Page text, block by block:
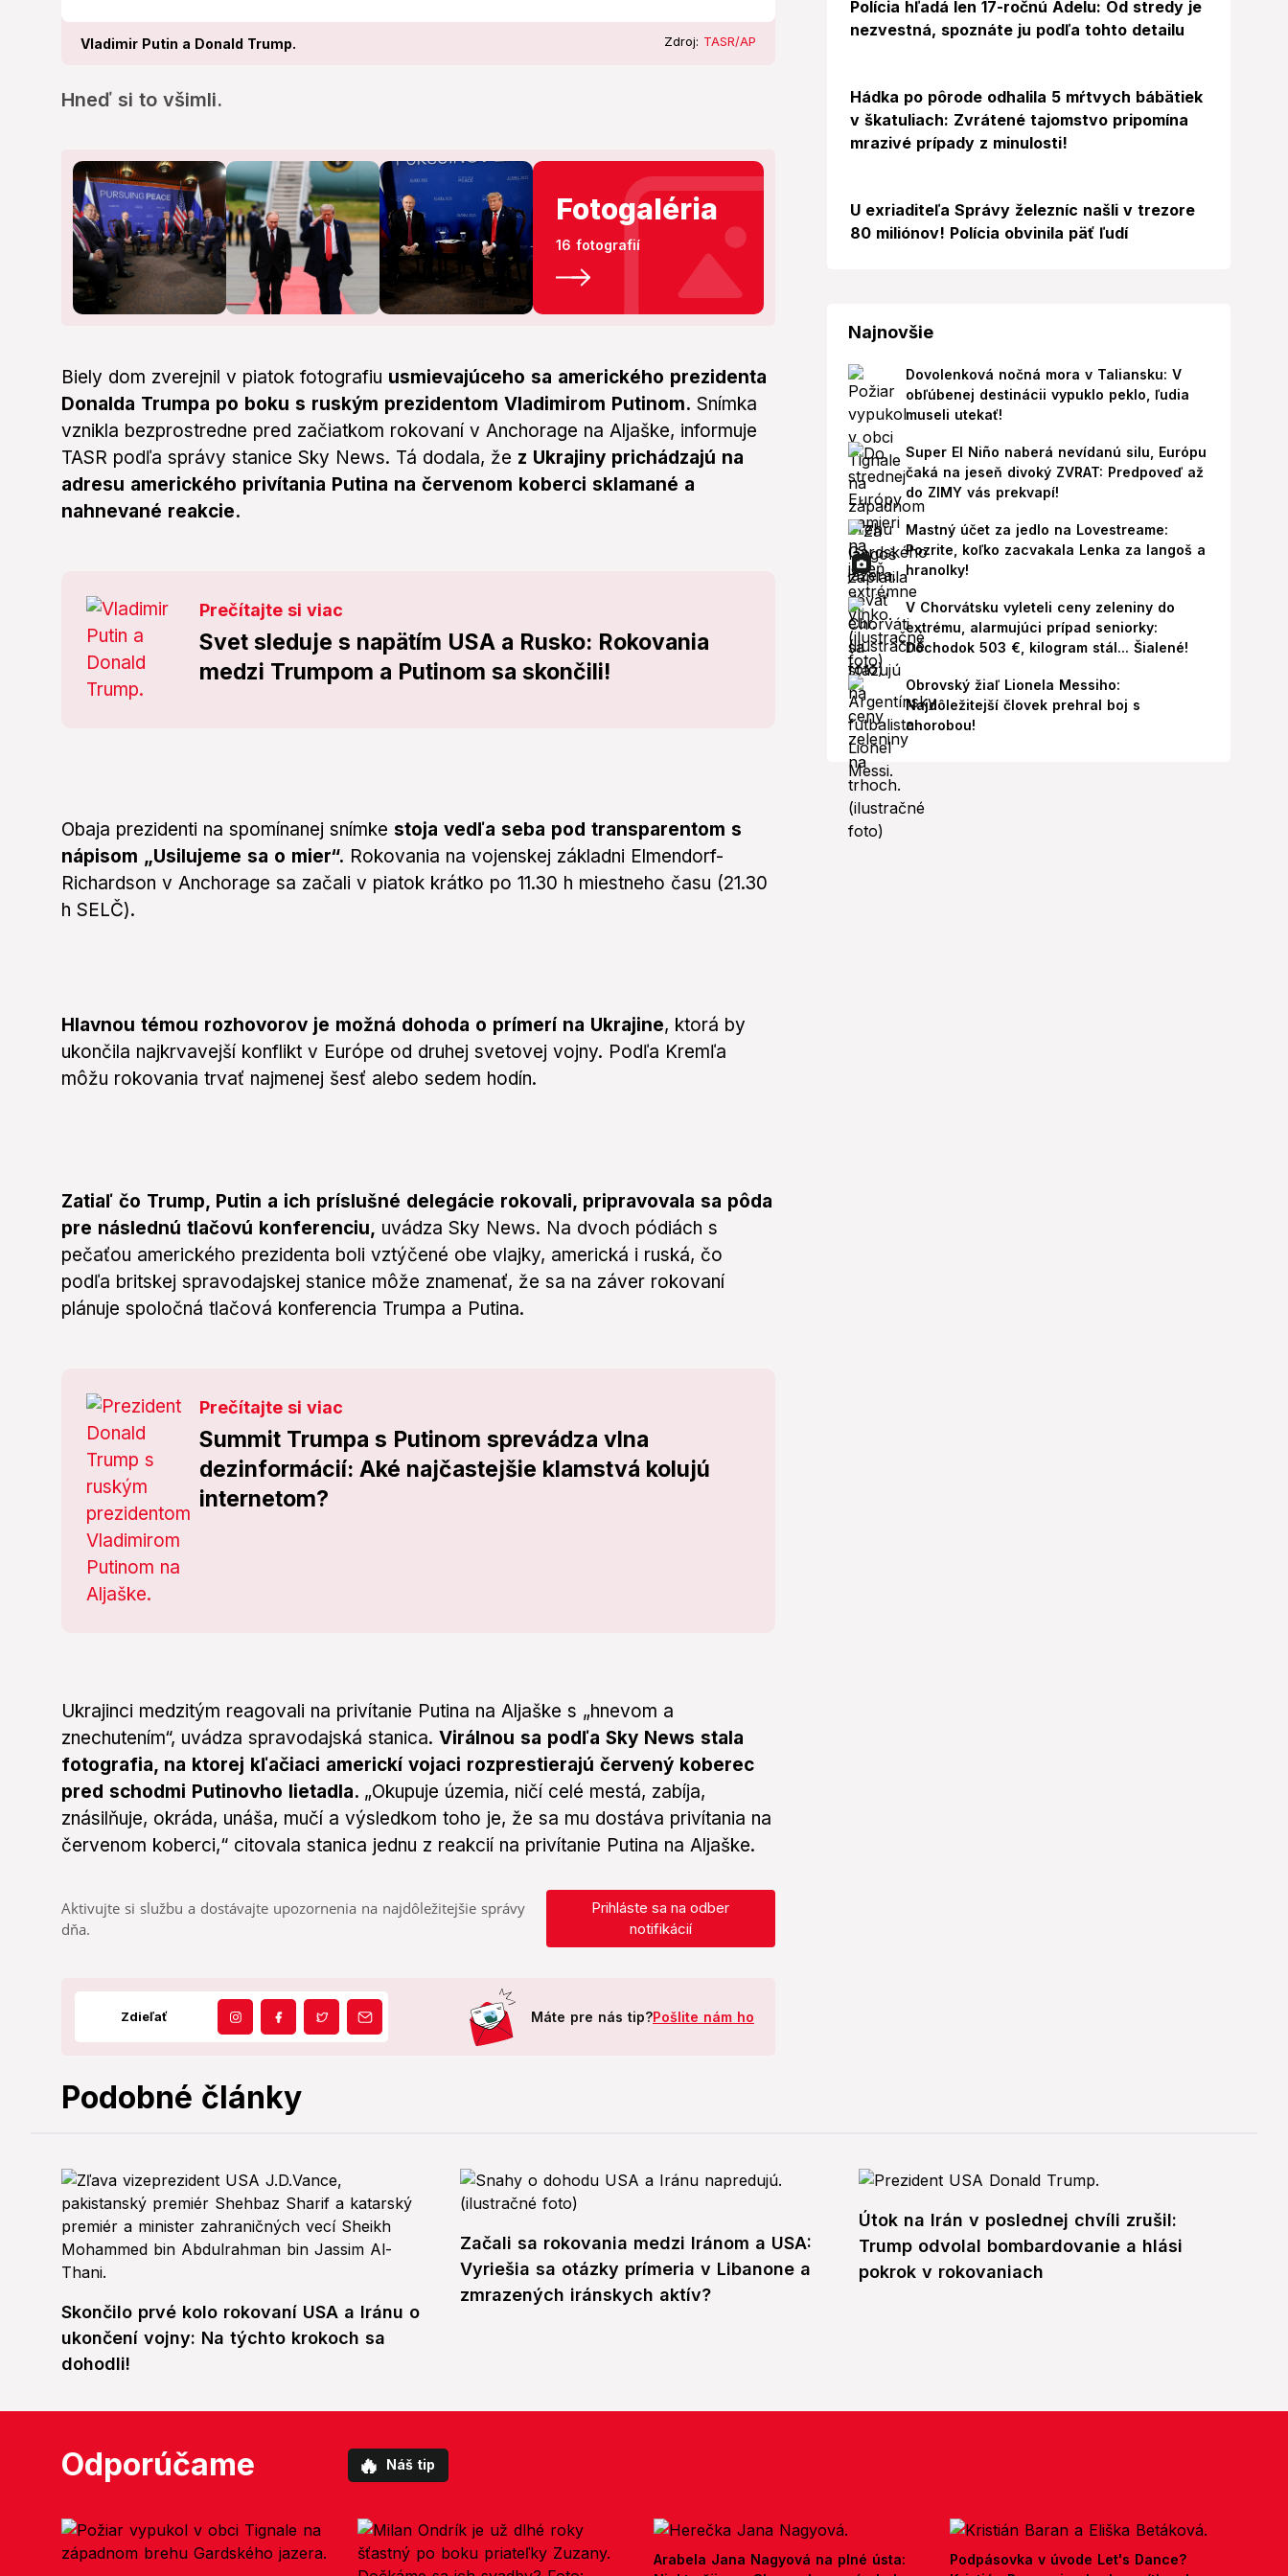
Vladimir Putin a Donald Trump. Zdroj: TASR/AP
Hneď si to všimli.
Fotogaléria
16 fotografií
Biely dom zverejnil v piatok fotografiu usmievajúceho sa amerického prezidenta
Donalda Trumpa po boku s ruským prezidentom Vladimirom Putinom. Snímka
vznikla bezprostredne pred začiatkom rokovaní v Anchorage na Aljaške, informuje
TASR podľa správy stanice Sky News. Tá dodala, že z Ukrajiny prichádzajú na
adresu amerického privítania Putina na červenom koberci sklamané a
nahnevané reakcie.
Prečítajte si viac
Svet sleduje s napätím USA a Rusko: Rokovania
medzi Trumpom a Putinom sa skončili!
Obaja prezidenti na spomínanej snímke stoja vedľa seba pod transparentom s
nápisom „Usilujeme sa o mier“. Rokovania na vojenskej základni Elmendorf-
Richardson v Anchorage sa začali v piatok krátko po 11.30 h miestneho času (21.30
h SELČ).
Hlavnou témou rozhovorov je možná dohoda o prímerí na Ukrajine, ktorá by
ukončila najkrvavejší konflikt v Európe od druhej svetovej vojny. Podľa Kremľa
môžu rokovania trvať najmenej šesť alebo sedem hodín.
Zatiaľ čo Trump, Putin a ich príslušné delegácie rokovali, pripravovala sa pôda
pre následnú tlačovú konferenciu, uvádza Sky News. Na dvoch pódiách s
pečaťou amerického prezidenta boli vztýčené obe vlajky, americká i ruská, čo
podľa britskej spravodajskej stanice môže znamenať, že sa na záver rokovaní
plánuje spoločná tlačová konferencia Trumpa a Putina.
Prečítajte si viac
Summit Trumpa s Putinom sprevádza vlna
dezinformácií: Aké najčastejšie klamstvá kolujú
internetom?
Ukrajinci medzitým reagovali na privítanie Putina na Aljaške s „hnevom a
znechutením“, uvádza spravodajská stanica. Virálnou sa podľa Sky News stala
fotografia, na ktorej kľačiaci americkí vojaci rozprestierajú červený koberec
pred schodmi Putinovho lietadla. „Okupuje územia, ničí celé mestá, zabíja,
znásilňuje, okráda, unáša, mučí a výsledkom toho je, že sa mu dostáva privítania na
červenom koberci,“ citovala stanica jednu z reakcií na privítanie Putina na Aljaške.
Aktivujte si službu a dostávajte upozornenia na najdôležitejšie správy
dňa.
Prihláste sa na odber
notifikácií
Zdieľať Máte pre nás tip?Pošlite nám ho
Polícia hľadá len 17-ročnú Adelu: Od stredy je
nezvestná, spoznáte ju podľa tohto detailu
Hádka po pôrode odhalila 5 mŕtvych bábätiek
v škatuliach: Zvrátené tajomstvo pripomína
mrazivé prípady z minulosti!
U exriaditeľa Správy železníc našli v trezore
80 miliónov! Polícia obvinila päť ľudí
Najnovšie
Dovolenková nočná mora v Taliansku: V
obľúbenej destinácii vypuklo peklo, ľudia
museli utekať!
Super El Niño naberá nevídanú silu, Európu
čaká na jeseň divoký ZVRAT: Predpoveď až
do ZIMY vás prekvapí!
Mastný účet za jedlo na Lovestreame:
Pozrite, koľko zacvakala Lenka za langoš a
hranolky!
V Chorvátsku vyleteli ceny zeleniny do
extrému, alarmujúci prípad seniorky:
Dôchodok 503 €, kilogram stál... Šialené!
Obrovský žiaľ Lionela Messiho:
Najdôležitejší človek prehral boj s
chorobou!
Podobné články
Skončilo prvé kolo rokovaní USA a Iránu o
ukončení vojny: Na týchto krokoch sa
dohodli!
Začali sa rokovania medzi Iránom a USA:
Vyriešia sa otázky prímeria v Libanone a
zmrazených iránskych aktív?
Útok na Irán v poslednej chvíli zrušil:
Trump odvolal bombardovanie a hlási
pokrok v rokovaniach
Odporúčame 🔥 Náš tip
Arabela Jana Nagyová na plné ústa:
Podpásovka v úvode Let's Dance?